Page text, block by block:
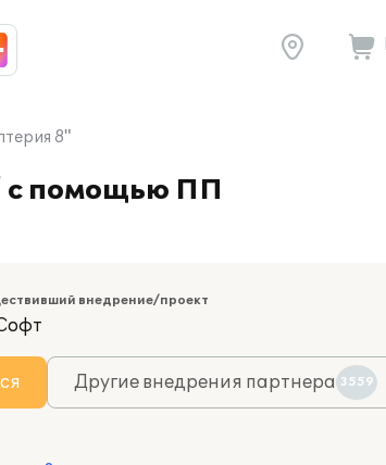
8"
с помощью ПП
внедрение/проект
Другие внедрения партнера 3559